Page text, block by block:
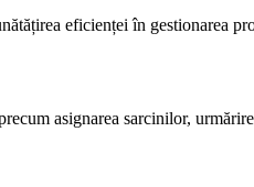
eficienței în gestionarea
asignarea sarcinilor,